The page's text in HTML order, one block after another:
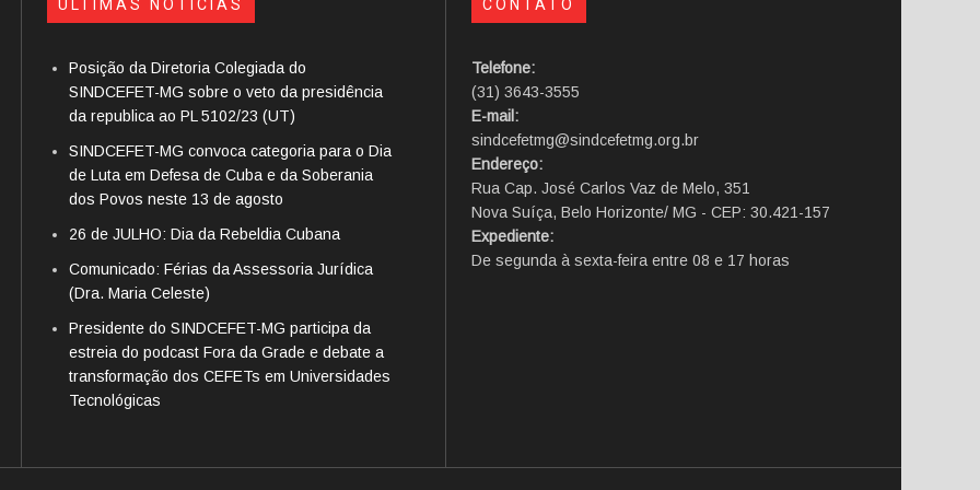
ÚLTIMAS NOTÍCIAS
Posição da Diretoria Colegiada do
SINDCEFET-MG sobre o veto da presidência
da republica ao PL 5102/23 (UT)
SINDCEFET-MG convoca categoria para o Dia
de Luta em Defesa de Cuba e da Soberania
dos Povos neste 13 de agosto
26 de JULHO: Dia da Rebeldia Cubana
Comunicado: Férias da Assessoria Jurídica
(Dra. Maria Celeste)
Presidente do SINDCEFET-MG participa da
estreia do podcast Fora da Grade e debate a
transformação dos CEFETs em Universidades
Tecnológicas
CONTATO
Telefone:
(31) 3643-3555
E-mail:
sindcefetmg@sindcefetmg.org.br
Endereço:
Rua Cap. José Carlos Vaz de Melo, 351
Nova Suíça, Belo Horizonte/ MG - CEP: 30.421-157
Expediente:
De segunda à sexta-feira entre 08 e 17 horas